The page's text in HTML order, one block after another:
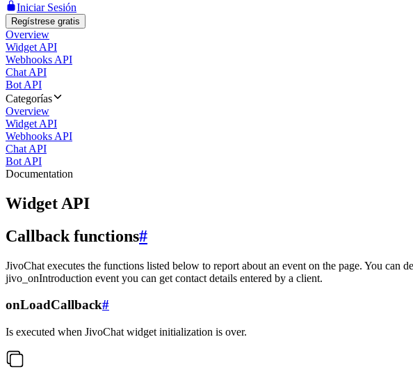
Iniciar Sesión
Regístrese gratis
Overview
Widget API
Webhooks API
Chat API
Bot API
Categorías
Overview
Widget API
Webhooks API
Chat API
Bot API
Documentation
Widget API
Callback functions#
JivoChat executes the functions listed below to report about an event on the page. You can
jivo_onIntroduction event you can get contact details entered by a client.
onLoadCallback#
Is executed when JivoChat widget initialization is over.